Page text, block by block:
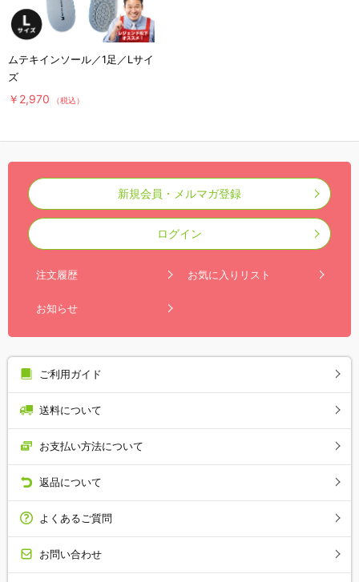
ムテキインソール／1足／Lサイ
ズ
￥2,970 （税込）
新規会員・メルマガ登録
ログイン
注文履歴 お気に入りリスト
お知らせ
ご利用ガイド
送料について
お支払い方法について
返品について
よくあるご質問
お問い合わせ